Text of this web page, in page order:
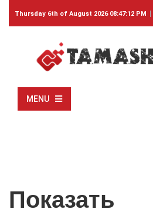
Thursday 6th of August 2026 08:47:12 PM
MENU
Показать